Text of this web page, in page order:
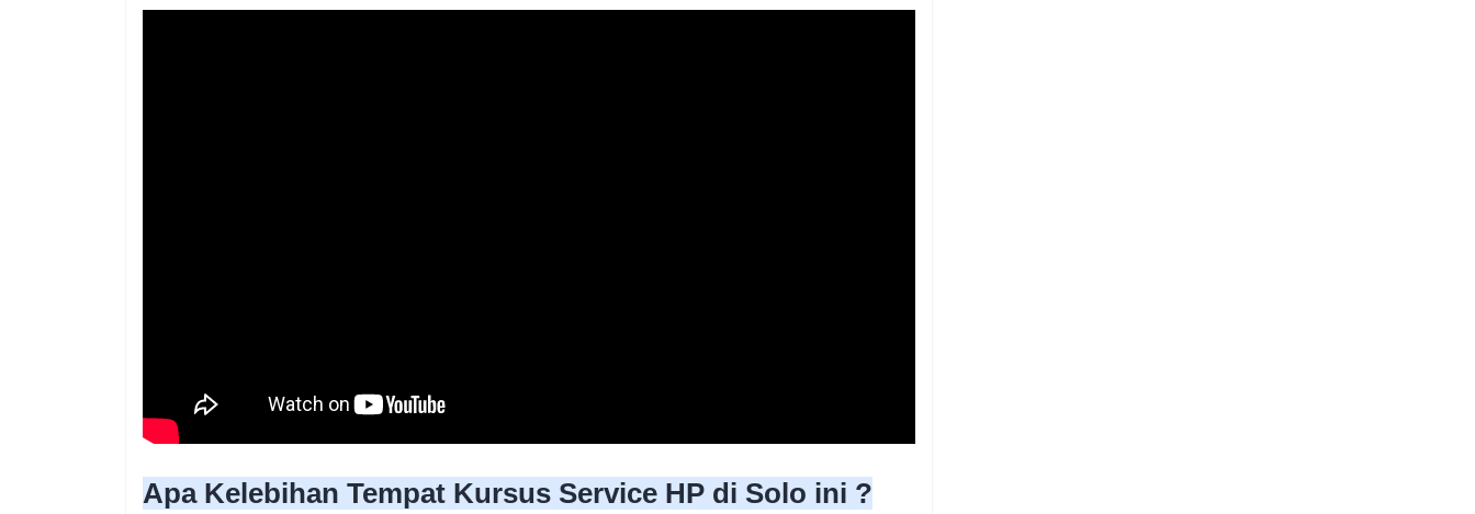
Apa Kelebihan Tempat Kursus Service HP di Solo ini ?